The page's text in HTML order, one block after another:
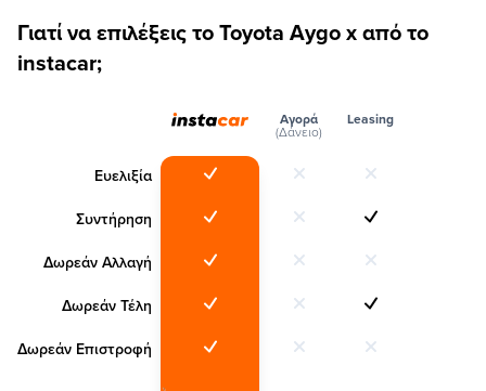
Γιατί να επιλέξεις το Toyota Aygo x από το
instacar;
Ευελιξία
Συντήρηση
Δωρεάν Αλλαγή
Δωρεάν Τέλη
Δωρεάν Επιστροφή
Αγορά
(Δάνειο)
Leasing